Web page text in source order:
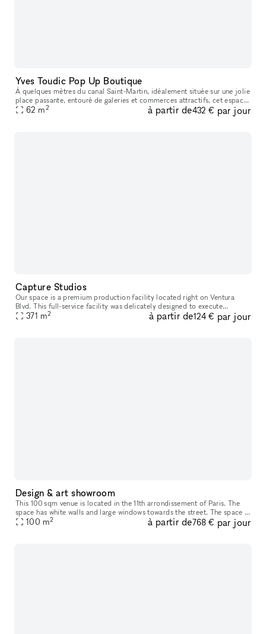
Yves Toudic Pop Up Boutique
À quelques mètres du canal Saint-Martin, idéalement située sur une jolie
place passante, entouré de galeries et commerces attractifs, cet espace
est rêvé pour une exposition d’artiste, un pop-up stor
62 m2 à partir de432 € par jour
Capture Studios
Our space is a premium production facility located right on Ventura
Blvd. This full-service facility was delicately designed to execute
everything from photoshoots and video shoots for film & televis
371 m2 à partir de124 € par jour
Design & art showroom
This 100 sqm venue is located in the 11th arrondissement of Paris. The
space has white walls and large windows towards the street. The space is
flexible to book for one day up to several weeks.
100 m2 à partir de768 € par jour